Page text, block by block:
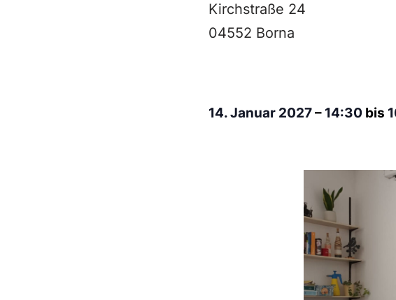
Kirchstraße 24
04552 Borna
14. Januar 2027– 14:30 bis